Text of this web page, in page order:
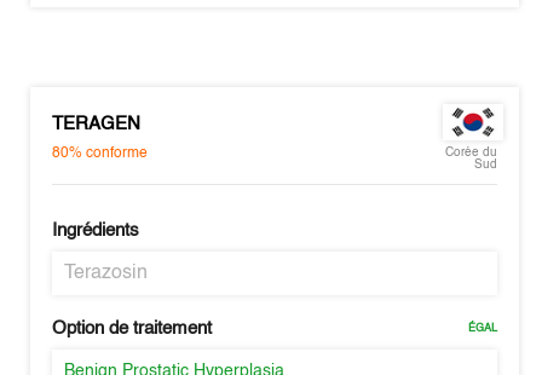
TERAGEN
80%conforme
Corée du
Sud
Ingrédients
Terazosin
Option de traitement ÉGAL
Benign Prostatic Hyperplasia